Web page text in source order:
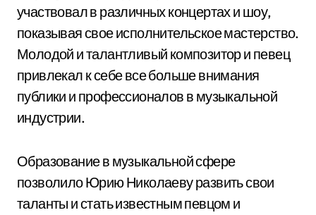
участвовал в различных концертах и шоу,
показывая свое исполнительское мастерство.
Молодой и талантливый композитор и певец
привлекал к себе все больше внимания
публики и профессионалов в музыкальной
индустрии.
Образование в музыкальной сфере
позволило Юрию Николаеву развить свои
таланты и стать известным певцом и